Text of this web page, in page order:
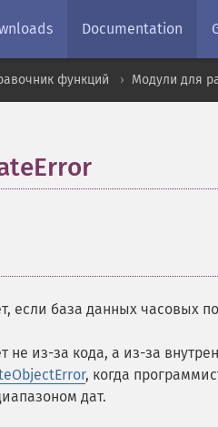
Documentation
функций Модули для
если база данных часовых
не из-за кода, а из-за
, когда
дат.